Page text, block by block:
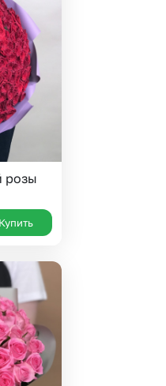
розы
Купить